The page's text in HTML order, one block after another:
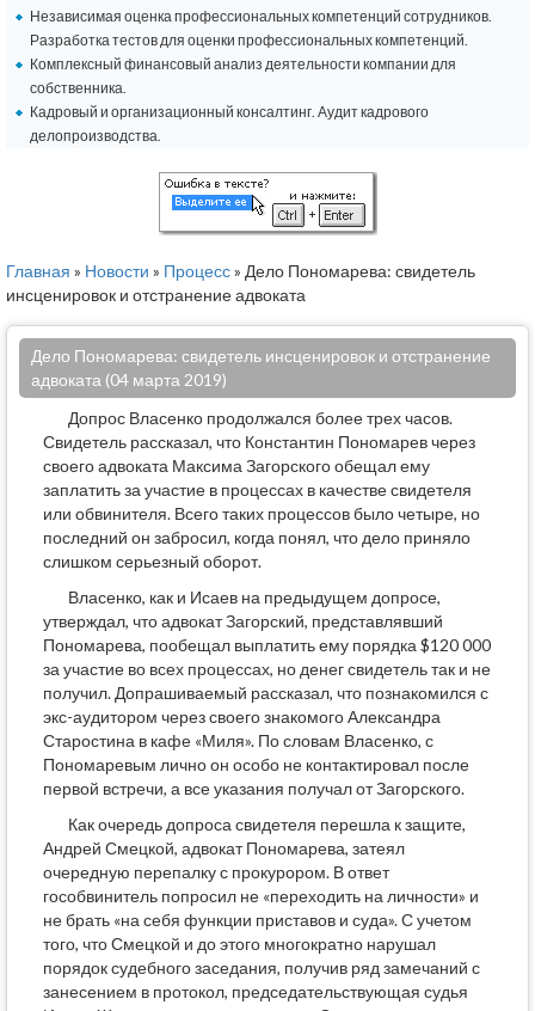
Независимая оценка профессиональных компетенций сотрудников.
Разработка тестов для оценки профессиональных компетенций.
Комплексный финансовый анализ деятельности компании для
собственника.
Кадровый и организационный консалтинг. Аудит кадрового
делопроизводства.
Главная » Новости » Процесс» Дело Пономарева: свидетель
инсценировок и отстранение адвоката
Дело Пономарева: свидетель инсценировок и отстранение
адвоката (04 марта 2019)
Допрос Власенко продолжался более трех часов.
Свидетель рассказал, что Константин Пономарев через
своего адвоката Максима Загорского обещал ему
заплатить за участие в процессах в качестве свидетеля
или обвинителя. Всего таких процессов было четыре, но
последний он забросил, когда понял, что дело приняло
слишком серьезный оборот.
Власенко, как и Исаев на предыдущем допросе,
утверждал, что адвокат Загорский, представлявший
Пономарева, пообещал выплатить ему порядка $120 000
за участие во всех процессах, но денег свидетель так и не
получил. Допрашиваемый рассказал, что познакомился с
экс-аудитором через своего знакомого Александра
Старостина в кафе «Миля». По словам Власенко, с
Пономаревым лично он особо не контактировал после
первой встречи, а все указания получал от Загорского.
Как очередь допроса свидетеля перешла к защите,
Андрей Смецкой, адвокат Пономарева, затеял
очередную перепалку с прокурором. В ответ
гособвинитель попросил не «переходить на личности» и
не брать «на себя функции приставов и суда». С учетом
того, что Смецкой и до этого многократно нарушал
порядок судебного заседания, получив ряд замечаний с
занесением в протокол, председательствующая судья